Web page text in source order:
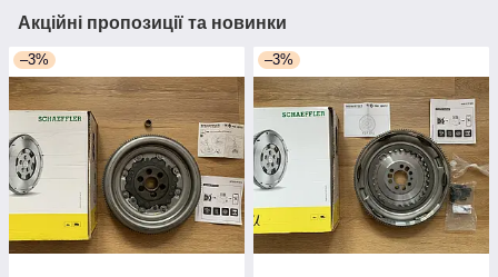
Акційні пропозиції та новинки
–3% –3%